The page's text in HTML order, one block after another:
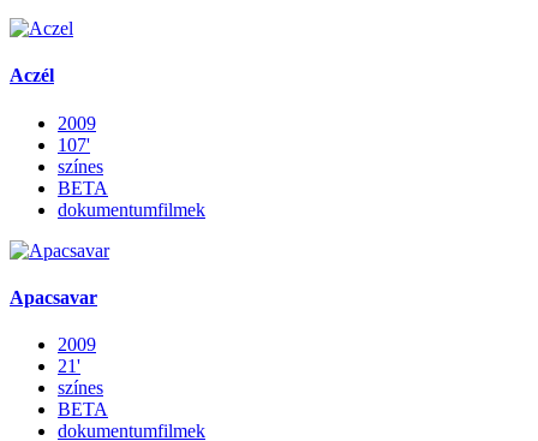
Aczél
2009
107'
színes
BETA
dokumentumfilmek
Apacsavar
2009
21'
színes
BETA
dokumentumfilmek